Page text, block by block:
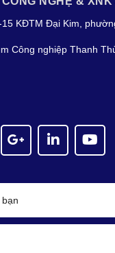
KĐTM Đại Kim,
Công nghiệp Thanh